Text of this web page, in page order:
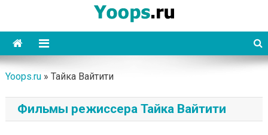
content
Yoops
Yoops.ru» Тайка Вайтити
Фильмы режиссера Тайка Вайтити